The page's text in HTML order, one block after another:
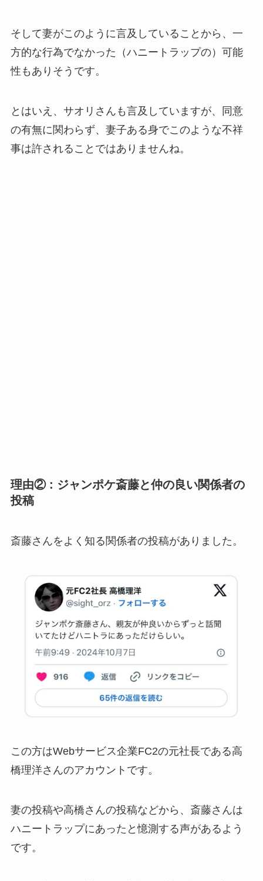
そして妻がこのように言及していることから、一
方的な行為でなかった（ハニートラップの）可能
性もありそうです。
とはいえ、サオリさんも言及していますが、同意
の有無に関わらず、妻子ある身でこのような不祥
事は許されることではありませんね。
理由② : ジャンポケ斎藤と仲の良い関係者の
投稿
斎藤さんをよく知る関係者の投稿がありました。
この方はWebサービス企業FC2の元社長である高
橋理洋さんのアカウントです。
妻の投稿や高橋さんの投稿などから、斎藤さんは
ハニートラップにあったと憶測する声があるよう
です。